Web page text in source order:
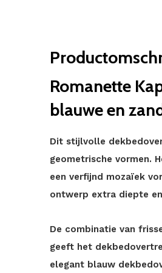
Romanette
blauwe en
Dit stijlvolle
geometrische vormen.
een verfijnd mozaïek
ontwerp extra diepte
De combinatie van
geeft het
elegant blauw